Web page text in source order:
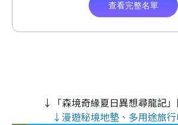
↓「森境奇緣夏日異想尋龍記
↓漫遊秘境地墊、多用途旅